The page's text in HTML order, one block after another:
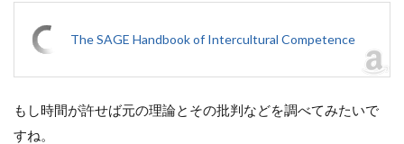
The SAGE Handbook of Intercultural Competence
もし時間が許せば元の理論とその批判などを調べてみたいで
すね。